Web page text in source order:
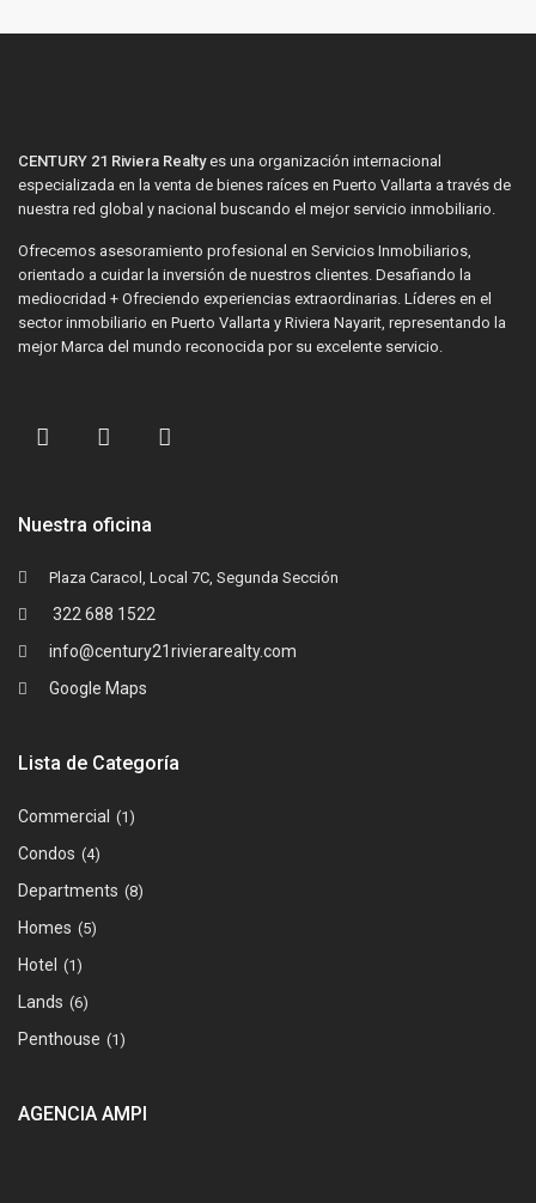
CENTURY 21 Riviera Realtyes una organización internacional
especializada en la venta de bienes raíces en Puerto Vallarta a través de
nuestra red global y nacional buscando el mejor servicio inmobiliario.
Ofrecemos asesoramiento profesional en Servicios Inmobiliarios,
orientado a cuidar la inversión de nuestros clientes. Desafiando la
mediocridad + Ofreciendo experiencias extraordinarias. Líderes en el
sector inmobiliario en Puerto Vallarta y Riviera Nayarit, representando la
mejor Marca del mundo reconocida por su excelente servicio.
Nuestra oficina
Plaza Caracol, Local 7C, Segunda Sección
322 688 1522
info@century21rivierarealty.com
Google Maps
Lista de Categoría
Commercial (1)
Condos (4)
Departments (8)
Homes (5)
Hotel (1)
Lands (6)
Penthouse (1)
AGENCIA AMPI